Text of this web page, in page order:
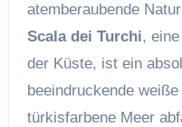
atemberaubende
Scala dei Turchi,
der Küste, ist ein
beeindruckende
türkisfarbene Meer